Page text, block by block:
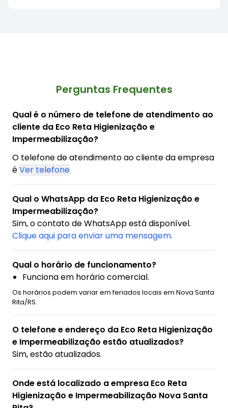
Perguntas Frequentes
Qual é o número de telefone de atendimento ao
cliente da Eco Reta Higienização e
Impermeabilização?
O telefone de atendimento ao cliente da empresa
éVer telefone
Qual o WhatsApp da Eco Reta Higienização e
Impermeabilização?
Sim, o contato de WhatsApp está disponível.
Clique aqui para enviar uma mensagem.
Qual o horário de funcionamento?
Funciona em horário comercial.
Os horários podem variar em feriados locais em Nova Santa
Rita/RS.
O telefone e endereço da Eco Reta Higienização
e Impermeabilização estão atualizados?
Sim, estão atualizados.
Onde está localizado a empresa Eco Reta
Higienização e Impermeabilização Nova Santa